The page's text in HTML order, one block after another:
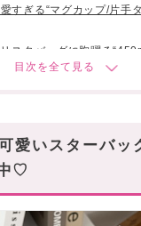
すぎる“マグカップ/片手
スタバッグに胸躍る
たくなるフタ付きの“マグ
グSETの特別感◎な
の“海外限定タンブラ
愛いスターバッ
♡